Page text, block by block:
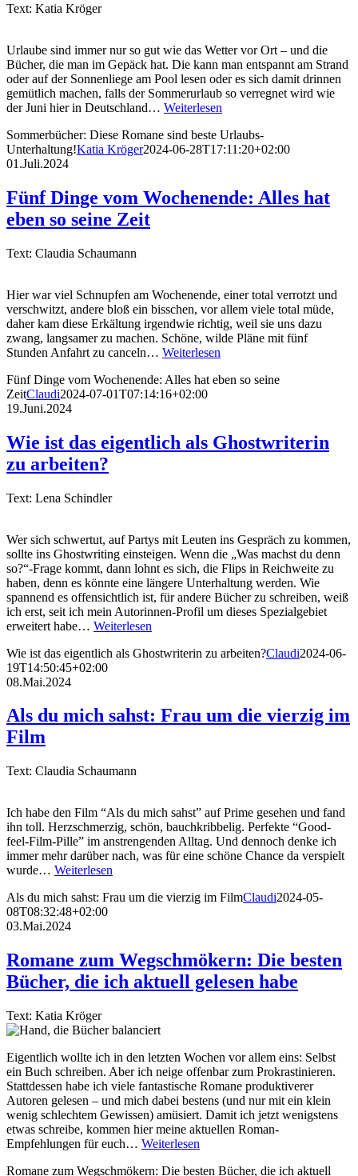
Text: Katia Kröger
Urlaube sind immer nur so gut wie das Wetter vor Ort – und die
Bücher, die man im Gepäck hat. Die kann man entspannt am Strand
oder auf der Sonnenliege am Pool lesen oder es sich damit drinnen
gemütlich machen, falls der Sommerurlaub so verregnet wird wie
der Juni hier in Deutschland… Weiterlesen
Sommerbücher: Diese Romane sind beste Urlaubs-
Unterhaltung!Katia Kröger2024-06-28T17:11:20+02:00
01.Juli.2024
Fünf Dinge vom Wochenende: Alles hat
eben so seine Zeit
Text: Claudia Schaumann
Hier war viel Schnupfen am Wochenende, einer total verrotzt und
verschwitzt, andere bloß ein bisschen, vor allem viele total müde,
daher kam diese Erkältung irgendwie richtig, weil sie uns dazu
zwang, langsamer zu machen. Schöne, wilde Pläne mit fünf
Stunden Anfahrt zu canceln… Weiterlesen
Fünf Dinge vom Wochenende: Alles hat eben so seine
ZeitClaudi2024-07-01T07:14:16+02:00
19.Juni.2024
Wie ist das eigentlich als Ghostwriterin
zu arbeiten?
Text: Lena Schindler
Wer sich schwertut, auf Partys mit Leuten ins Gespräch zu kommen,
sollte ins Ghostwriting einsteigen. Wenn die „Was machst du denn
so?“-Frage kommt, dann lohnt es sich, die Flips in Reichweite zu
haben, denn es könnte eine längere Unterhaltung werden. Wie
spannend es offensichtlich ist, für andere Bücher zu schreiben, weiß
ich erst, seit ich mein Autorinnen-Profil um dieses Spezialgebiet
erweitert habe… Weiterlesen
Wie ist das eigentlich als Ghostwriterin zu arbeiten?Claudi2024-06-
19T14:50:45+02:00
08.Mai.2024
Als du mich sahst: Frau um die vierzig im
Film
Text: Claudia Schaumann
Ich habe den Film “Als du mich sahst” auf Prime gesehen und fand
ihn toll. Herzschmerzig, schön, bauchkribbelig. Perfekte “Good-
feel-Film-Pille” im anstrengenden Alltag. Und dennoch denke ich
immer mehr darüber nach, was für eine schöne Chance da verspielt
wurde… Weiterlesen
Als du mich sahst: Frau um die vierzig im FilmClaudi2024-05-
08T08:32:48+02:00
03.Mai.2024
Romane zum Wegschmökern: Die besten
Bücher, die ich aktuell gelesen habe
Text: Katia Kröger
Eigentlich wollte ich in den letzten Wochen vor allem eins: Selbst
ein Buch schreiben. Aber ich neige offenbar zum Prokrastinieren.
Stattdessen habe ich viele fantastische Romane produktiverer
Autoren gelesen – und mich dabei bestens (und nur mit ein klein
wenig schlechtem Gewissen) amüsiert. Damit ich jetzt wenigstens
etwas schreibe, kommen hier meine aktuellen Roman-
Empfehlungen für euch… Weiterlesen
Romane zum Wegschmökern: Die besten Bücher, die ich aktuell